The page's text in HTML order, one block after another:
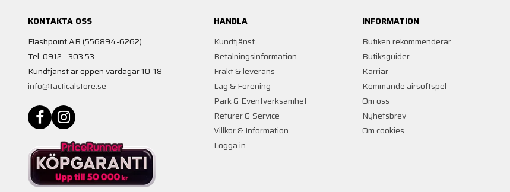
KONTAKTA OSS
Flashpoint AB (556894-6262)
Tel. 0912 - 303 53
Kundtjänst är öppen vardagar 10-18
info@tacticalstore.se
HANDLA
Kundtjänst
Betalningsinformation
Frakt & leverans
Lag & Förening
Park & Eventverksamhet
Returer & Service
Villkor & Information
Logga in
INFORMATION
Butiken rekommenderar
Butiksguider
Karriär
Kommande airsoftspel
Om oss
Nyhetsbrev
Om cookies